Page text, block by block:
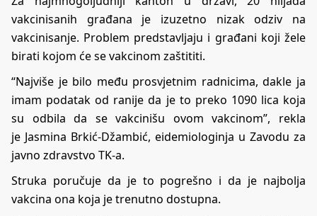
vakcinisanih građana je izuzetno nizak odziv na
vakcinisanje. Problem predstavljaju i građani koji žele
birati kojom će se vakcinom zaštititi.
“Najviše je bilo među prosvjetnim radnicima, dakle ja
imam podatak od ranije da je to preko 1090 lica koja
su odbila da se vakcinišu ovom vakcinom”, rekla
je Jasmina Brkić-Džambić, eidemiologinja u Zavodu za
javno zdravstvo TK-a.
Struka poručuje da je to pogrešno i da je najbolja
vakcina ona koja je trenutno dostupna.